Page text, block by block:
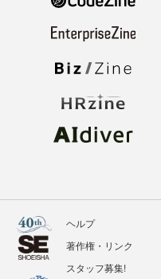
ヘルプ
著作権・リンク
スタッフ募集!